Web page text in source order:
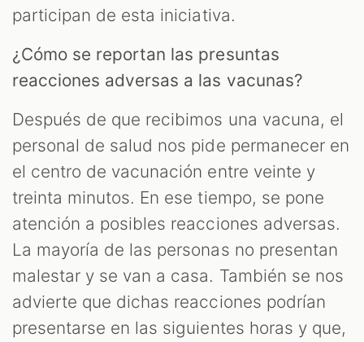
participan de esta iniciativa.
¿Cómo se reportan las presuntas
reacciones adversas a las vacunas?
Después de que recibimos una vacuna, el
personal de salud nos pide permanecer en
el centro de vacunación entre veinte y
treinta minutos. En ese tiempo, se pone
atención a posibles reacciones adversas.
La mayoría de las personas no presentan
malestar y se van a casa. También se nos
advierte que dichas reacciones podrían
presentarse en las siguientes horas y que,